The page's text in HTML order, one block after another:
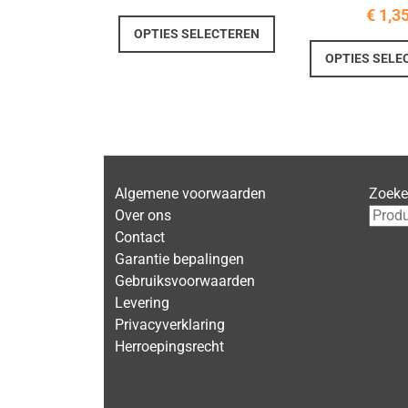
OPTIES SELECTEREN
Dit
product
optie
€
OPTIES
Algemene voorwaarden
Over ons
Contact
Garantie bepalingen
Gebruiksvoorwaarden
Levering
Privacyverklaring
Herroepingsrecht